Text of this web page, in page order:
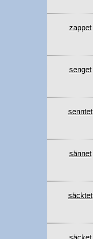
zappet
senget
senntet
sännet
säcktet